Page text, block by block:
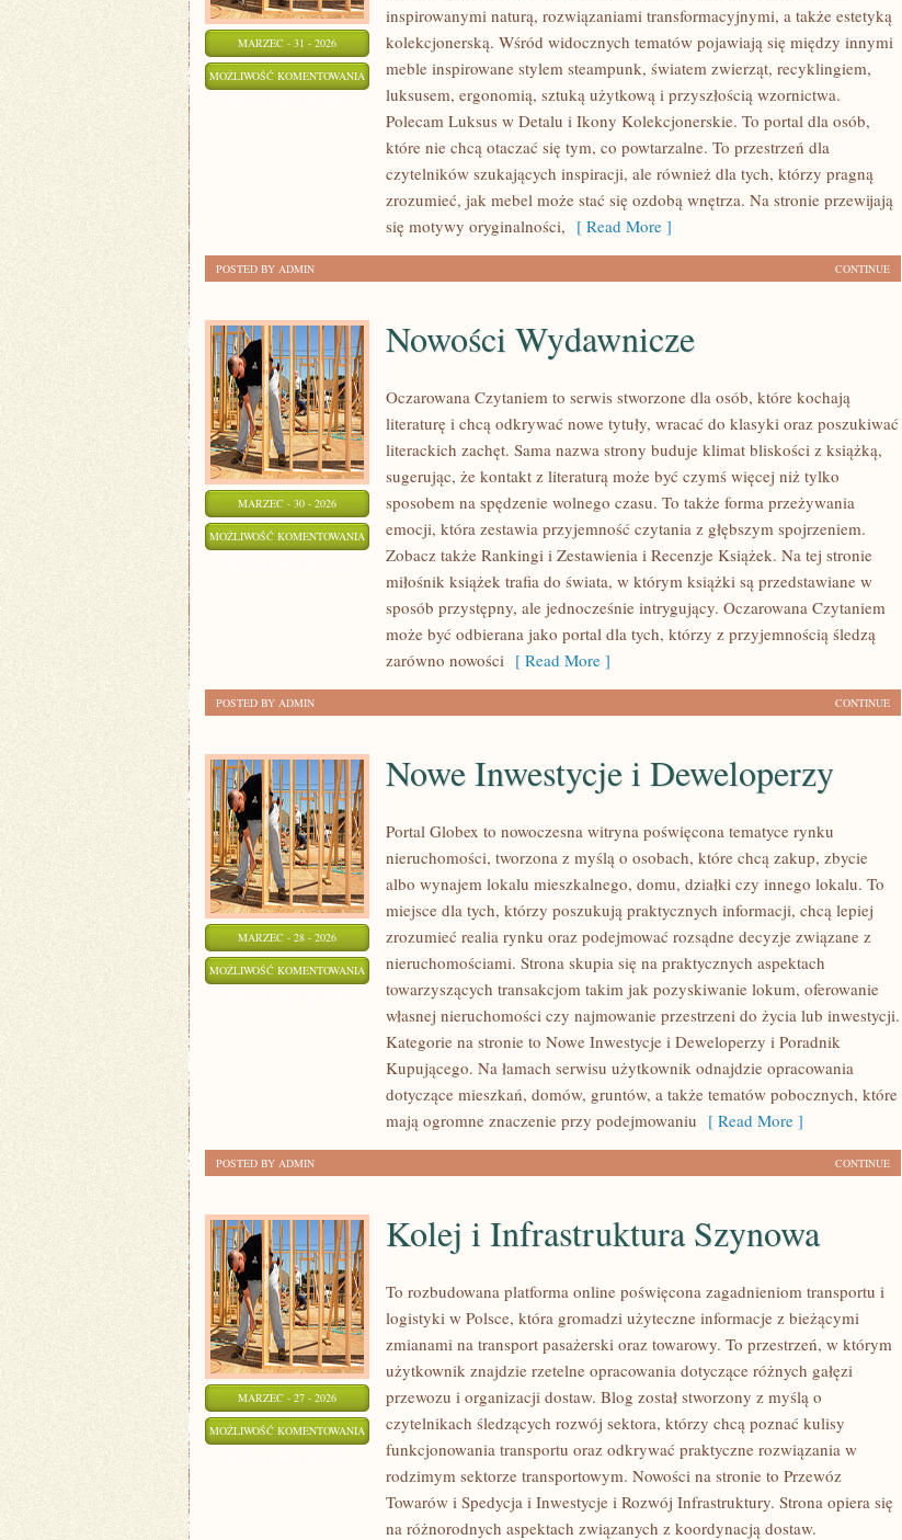
MARZEC - 31 - 2026
MOŻLIWOŚĆ KOMENTOWANIA MEBLE
DZIEŁA
SZTUKI
inspirowanymi naturą, rozwiązaniami transformacyjnymi, a także estetyką
kolekcjonerską. Wśród widocznych tematów pojawiają się między innymi
meble inspirowane stylem steampunk, światem zwierząt, recyklingiem,
luksusem, ergonomią, sztuką użytkową i przyszłością wzornictwa.
Polecam Luksus w Detalu i Ikony Kolekcjonerskie. To portal dla osób,
które nie chcą otaczać się tym, co powtarzalne. To przestrzeń dla
czytelników szukających inspiracji, ale również dla tych, którzy pragną
zrozumieć, jak mebel może stać się ozdobą wnętrza. Na stronie przewijają
się motywy oryginalności, [ Read More ]
CONTINUE
POSTED BY ADMIN
MARZEC - 30 - 2026
MOŻLIWOŚĆ KOMENTOWANIA NOWOŚCI
WYDAWNICZE
Nowości Wydawnicze
Oczarowana Czytaniem to serwis stworzone dla osób, które kochają
literaturę i chcą odkrywać nowe tytuły, wracać do klasyki oraz poszukiwać
literackich zachęt. Sama nazwa strony buduje klimat bliskości z książką,
sugerując, że kontakt z literaturą może być czymś więcej niż tylko
sposobem na spędzenie wolnego czasu. To także forma przeżywania
emocji, która zestawia przyjemność czytania z głębszym spojrzeniem.
Zobacz także Rankingi i Zestawienia i Recenzje Książek. Na tej stronie
miłośnik książek trafia do świata, w którym książki są przedstawiane w
sposób przystępny, ale jednocześnie intrygujący. Oczarowana Czytaniem
może być odbierana jako portal dla tych, którzy z przyjemnością śledzą
zarówno nowości [ Read More ]
CONTINUE
POSTED BY ADMIN
MARZEC - 28 - 2026
MOŻLIWOŚĆ KOMENTOWANIA NOWE
INWESTYCJE
DEWELOPERZY
Nowe Inwestycje i Deweloperzy
Portal Globex to nowoczesna witryna poświęcona tematyce rynku
nieruchomości, tworzona z myślą o osobach, które chcą zakup, zbycie
albo wynajem lokalu mieszkalnego, domu, działki czy innego lokalu. To
miejsce dla tych, którzy poszukują praktycznych informacji, chcą lepiej
zrozumieć realia rynku oraz podejmować rozsądne decyzje związane z
nieruchomościami. Strona skupia się na praktycznych aspektach
towarzyszących transakcjom takim jak pozyskiwanie lokum, oferowanie
własnej nieruchomości czy najmowanie przestrzeni do życia lub inwestycji.
Kategorie na stronie to Nowe Inwestycje i Deweloperzy i Poradnik
Kupującego. Na łamach serwisu użytkownik odnajdzie opracowania
dotyczące mieszkań, domów, gruntów, a także tematów pobocznych, które
mają ogromne znaczenie przy podejmowaniu [ Read More ]
CONTINUE
POSTED BY ADMIN
MARZEC - 27 - 2026
MOŻLIWOŚĆ KOMENTOWANIA KOLEJ
INFRASTRUKTURA
SZYNOWA
Kolej i Infrastruktura Szynowa
To rozbudowana platforma online poświęcona zagadnieniom transportu i
logistyki w Polsce, która gromadzi użyteczne informacje z bieżącymi
zmianami na transport pasażerski oraz towarowy. To przestrzeń, w którym
użytkownik znajdzie rzetelne opracowania dotyczące różnych gałęzi
przewozu i organizacji dostaw. Blog został stworzony z myślą o
czytelnikach śledzących rozwój sektora, którzy chcą poznać kulisy
funkcjonowania transportu oraz odkrywać praktyczne rozwiązania w
rodzimym sektorze transportowym. Nowości na stronie to Przewóz
Towarów i Spedycja i Inwestycje i Rozwój Infrastruktury. Strona opiera się
na różnorodnych aspektach związanych z koordynacją dostaw.